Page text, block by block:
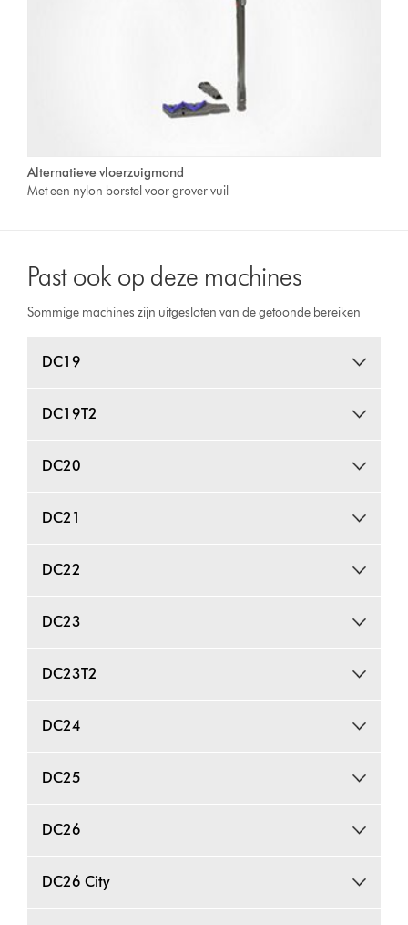
Alternatieve vloerzuigmond
Met een nylon borstel voor grover vuil
Past ook op deze machines
Sommige machines zijn uitgesloten van de getoonde bereiken
DC19
DC19T2
DC20
DC21
DC22
DC23
DC23T2
DC24
DC25
DC26
DC26 City